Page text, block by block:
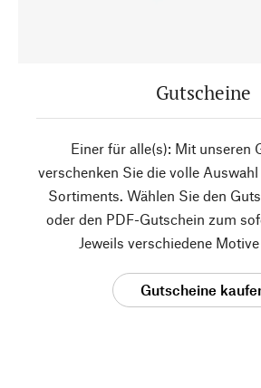
Gutscheine
Einer für alle(s): Mit unseren
verschenken Sie die volle
Sortiments. Wählen Sie den
oder den PDF-Gutschein zum
Jeweils verschiedene
Gutscheine